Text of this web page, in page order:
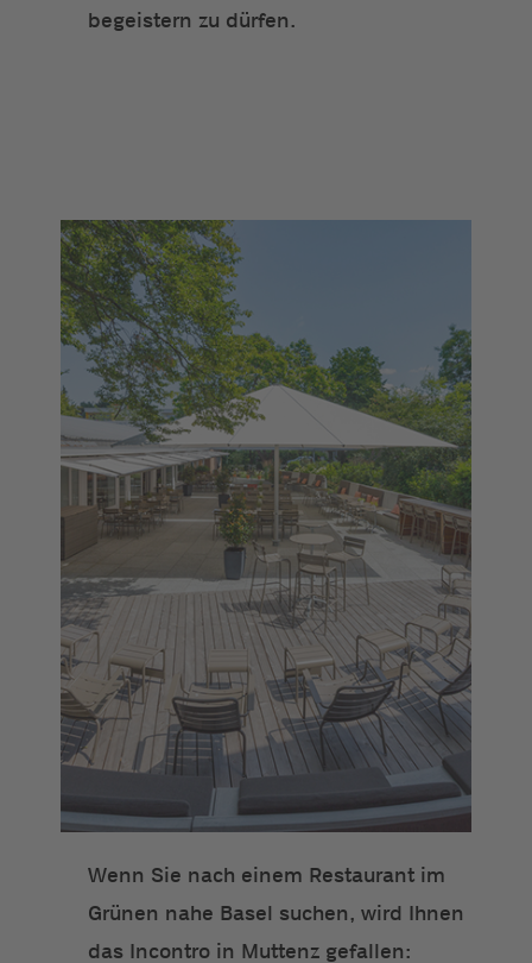
begeistern zu dürfen.
Wenn Sie nach einem Restaurant im
Grünen nahe Basel suchen, wird Ihnen
das Incontro in Muttenz gefallen: